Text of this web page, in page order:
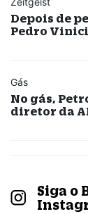
Depois de
Pedro
Gás
No gás,
diretor da
Siga o